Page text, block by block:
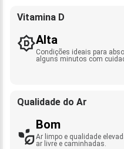
Vitamina D
Alta
Condições ideais para
alguns minutos com
Qualidade do Ar
Bom
Ar limpo e qualidade
ar livre e caminhadas.